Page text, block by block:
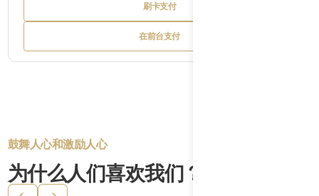
Button
Text
刷卡支付
刷卡支付
Button
Text
在前台支付
在前台支付
鼓舞人心和激励人心
为什么人们喜欢我们？